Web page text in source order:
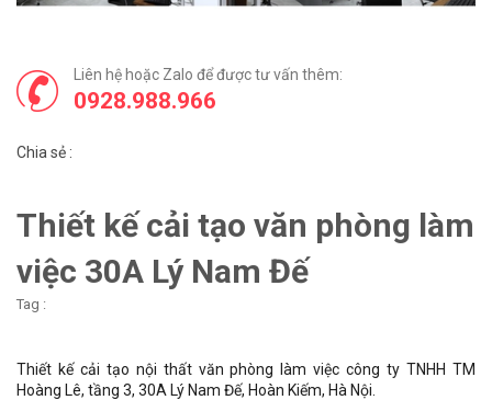
Liên hệ hoặc Zalo để được tư vấn thêm:
0928.988.966
Chia sẻ :
Thiết kế cải tạo văn phòng làm
việc 30A Lý Nam Đế
Tag :
Thiết kế cải tạo nội thất văn phòng làm việc công ty TNHH TM
Hoàng Lê, tầng 3, 30A Lý Nam Đế, Hoàn Kiếm, Hà Nội.